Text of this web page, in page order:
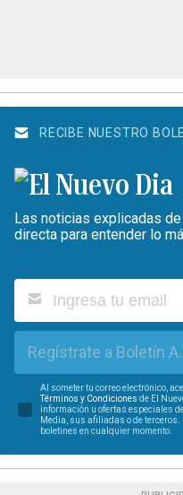
RECIBE NUESTRO
Las noticias explicadas
directa para entender lo
Regístrate a Boletín
Al someter tu correo electrónico,
Términos y Condiciones de El
información u ofertas especiales
Media, sus afiliadas o de
boletines en cualquier momento.